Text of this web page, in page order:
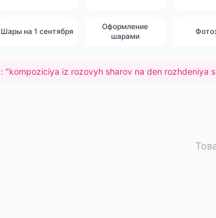
Шары на 1 сентября
Оформление
шарами
"kompoziciya iz rozovyh sharov na den rozhdeniya